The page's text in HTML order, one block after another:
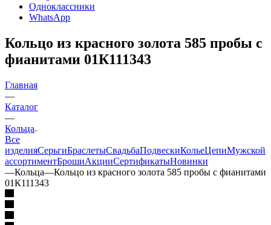
Одноклассники
WhatsApp
Кольцо из красного золота 585 пробы с
фианитами 01К111343
Главная
—
Каталог
—
Кольца
Все
изделияСерьгиБраслетыСвадьбаПодвескиКольеЦепиМужской
ассортиментБрошиАкцииСертификатыНовинки
—Кольца—Кольцо из красного золота 585 пробы с фианитами
01К111343